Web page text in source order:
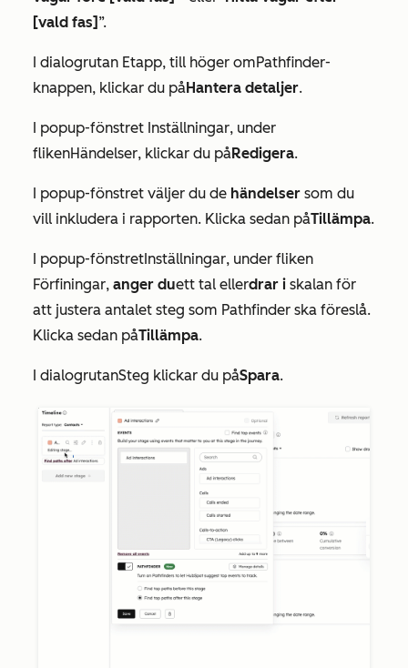
[vald fas] ”.
I dialogrutan Etapp, till höger omPathfinder-
knappen, klickar du påHantera detaljer.
I popup-fönstret Inställningar, under
flikenHändelser, klickar du påRedigera.
I popup-fönstret väljer du de händelser som du
vill inkludera i rapporten. Klicka sedan påTillämpa.
I popup-fönstretInställningar, under fliken
Förfiningar, anger duett tal ellerdrar i skalan för
att justera antalet steg som Pathfinder ska föreslå.
Klicka sedan påTillämpa.
I dialogrutanSteg klickar du påSpara.